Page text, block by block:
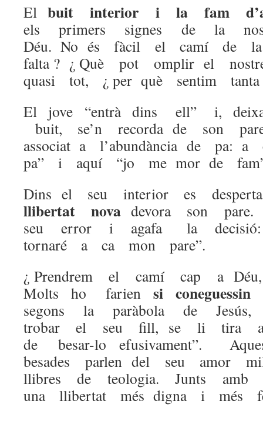
El buit interior i la fam
els primers signes de la
Déu. No és fàcil el camí de la
falta ? ¿ Què pot omplir el
quasi tot, ¿ per què sentim
El jove “entrà dins ell” i,
buit, se’n recorda de son
associat a l’abundància de pa: a
pa” i aquí “jo me mor de
Dins el seu interior es
llibertat novadevora son
seu error i agafa la
tornaré a ca mon pare”.
¿ Prendrem el camí cap a
Molts ho farien si
segons la paràbola de
trobar el seu fill, se li tira
de besar-lo efusivament”.
besades parlen del seu amor
llibres de teologia. Junts
una llibertat més digna i més